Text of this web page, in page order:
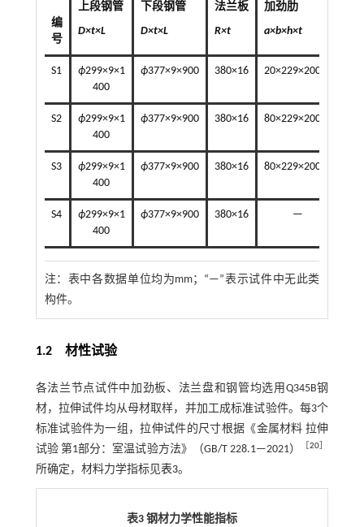
编
号
上段钢管
D×t×L
下段钢管
D×t×L
法兰板
R×t
加劲肋
a×b×h×t
S1 ϕ299×9×1
400
ϕ377×9×900 380×16 20×229×200×8
S2 ϕ299×9×1
400
ϕ377×9×900 380×16 80×229×200×8
S3 ϕ299×9×1
400
ϕ377×9×900 380×16 80×229×200×8
S4 ϕ299×9×1
400
ϕ377×9×900 380×16 —
注： 表中各数据单位均为mm；“—”表示试件中无此类
构件。
1.2材性试验
各法兰节点试件中加劲板、法兰盘和钢管均选用Q345B钢
材，拉伸试件均从母材取样，并加工成标准试验件。每3个
标准试验件为一组，拉伸试件的尺寸根据《金属材料 拉伸
试验 第1部分：室温试验方法》（GB/T 228.1—2021）
［20
所确定，材料力学指标见表3。
表3 钢材力学性能指标